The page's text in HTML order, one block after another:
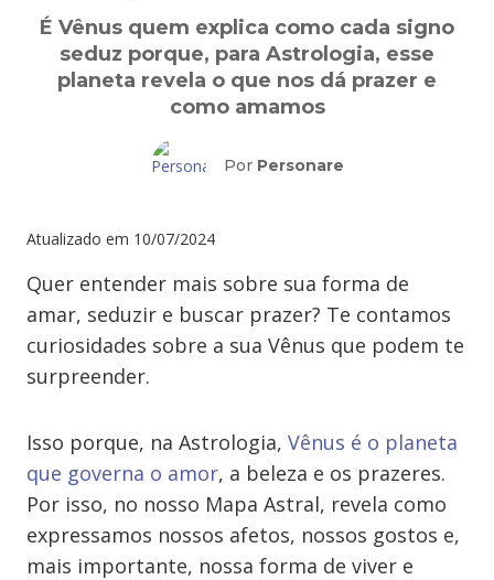
É Vênus quem explica como cada signo
seduz porque, para Astrologia, esse
planeta revela o que nos dá prazer e
como amamos
Por Personare
Atualizado em 10/07/2024
Quer entender mais sobre sua forma de
amar, seduzir e buscar prazer? Te contamos
curiosidades sobre a sua Vênus que podem te
surpreender.
Isso porque, na Astrologia, Vênus é o planeta
que governa o amor, a beleza e os prazeres.
Por isso, no nosso Mapa Astral, revela como
expressamos nossos afetos, nossos gostos e,
mais importante, nossa forma de viver e